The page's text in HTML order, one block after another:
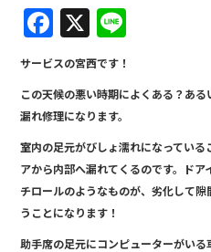
F
a
c
e
b
o
o
k
X
e
サービスの宮西です！
この天候の悪い時期によくある？あ
漏れ修理になります。
室内の足元がびしょ濡れになってい
アから内部へ漏れてくるのです。ド
チロールのようなものが、劣化して
うことになります！
助手席の足元にコンピューターがい